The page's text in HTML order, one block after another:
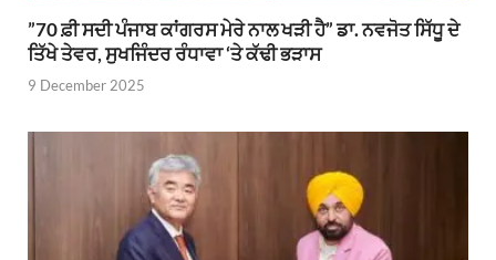
”70 ਫ਼ੀ ਸਦੀ ਪੰਜਾਬ ਕਾਂਗਰਸ ਮੇਰੇ ਨਾਲ ਖੜੀ ਹੈ” ਡਾ. ਨਵਜੋਤ ਸਿੱਧੂ ਦੇ
ਤਿੱਖੇ ਤੇਵਰ, ਸੁਖਜਿੰਦਰ ਰੰਧਾਵਾ ‘ਤੇ ਕੱਢੀ ਭੜਾਸ
9 December 2025